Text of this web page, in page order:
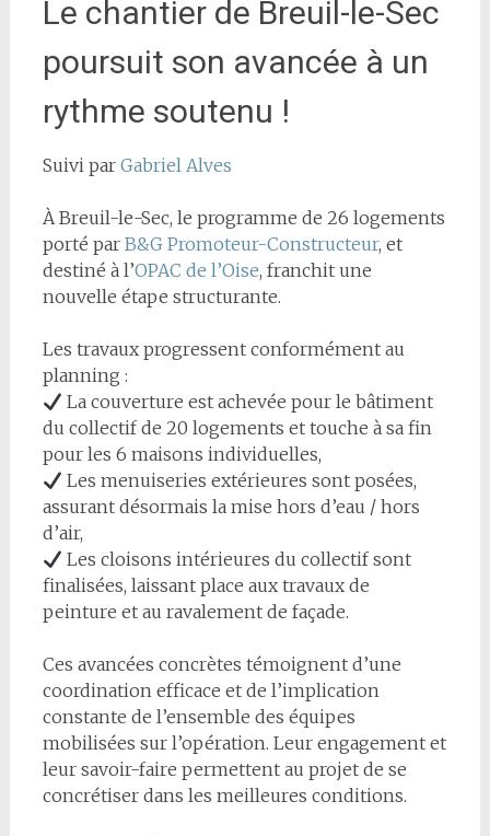
Le chantier de Breuil-le-Sec
poursuit son avancée à un
rythme soutenu !
Suivi par Gabriel Alves
À Breuil-le-Sec, le programme de 26 logements
porté par B&G Promoteur-Constructeur, et
destiné à l’OPAC de l’Oise, franchit une
nouvelle étape structurante.
Les travaux progressent conformément au
planning :
La couverture est achevée pour le bâtiment
du collectif de 20 logements et touche à sa fin
pour les 6 maisons individuelles,
Les menuiseries extérieures sont posées,
assurant désormais la mise hors d’eau / hors
d’air,
Les cloisons intérieures du collectif sont
finalisées, laissant place aux travaux de
peinture et au ravalement de façade.
Ces avancées concrètes témoignent d’une
coordination efficace et de l’implication
constante de l’ensemble des équipes
mobilisées sur l’opération. Leur engagement et
leur savoir-faire permettent au projet de se
concrétiser dans les meilleures conditions.